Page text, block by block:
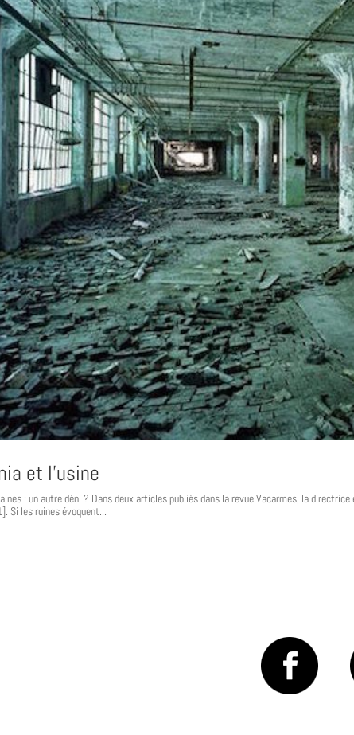
et l’usine
: un autre déni ? Dans deux articles publiés dans la revue Vacarmes, la
Si les ruines évoquent...